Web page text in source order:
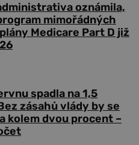
oznámila,
mimořádných
Medicare Part D již
spadla na 1,5
zásahů vlády by se
kolem dvou procent –